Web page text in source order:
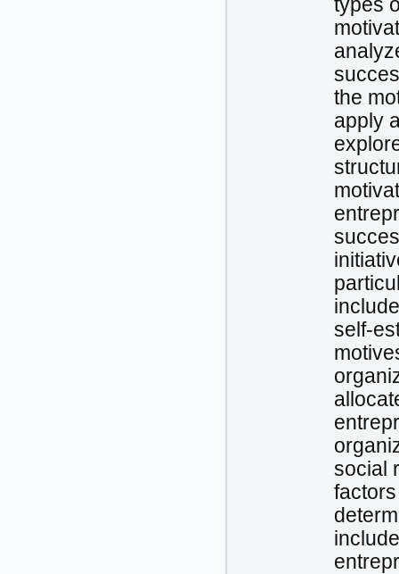
types
the
apply
self-
social